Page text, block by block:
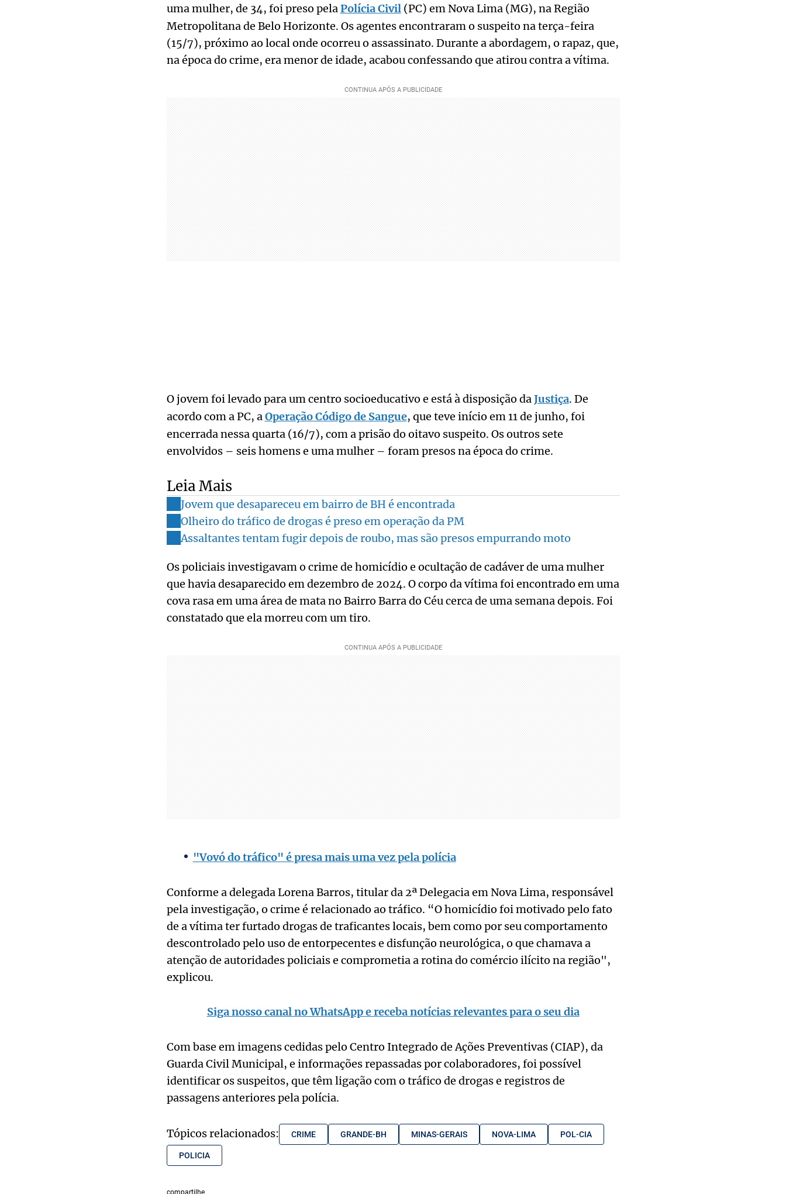
uma mulher, de 34, foi preso pelaPolícia Civil(PC) em Nova Lima (MG), na Região
Metropolitana de Belo Horizonte. Os agentes encontraram o suspeito na terça-feira
(15/7), próximo ao local onde ocorreu o assassinato. Durante a abordagem, o rapaz, que,
na época do crime, era menor de idade, acabou confessando que atirou contra a vítima.
O jovem foi levado para um centro socioeducativo e está à disposição daJustiça. De
acordo com a PC, aOperação Código de Sangue, que teve início em 11 de junho, foi
encerrada nessa quarta (16/7), com a prisão do oitavo suspeito. Os outros sete
envolvidos – seis homens e uma mulher – foram presos na época do crime.
Leia Mais
Jovem que desapareceu em bairro de BH é encontrada
Olheiro do tráfico de drogas é preso em operação da PM
Assaltantes tentam fugir depois de roubo, mas são presos empurrando moto
Os policiais investigavam o crime de homicídio e ocultação de cadáver de uma mulher
que havia desaparecido em dezembro de 2024. O corpo da vítima foi encontrado em uma
cova rasa em uma área de mata no Bairro Barra do Céu cerca de uma semana depois. Foi
constatado que ela morreu com um tiro.
"Vovó do tráfico" é presa mais uma vez pela polícia
Conforme a delegada Lorena Barros, titular da 2ª Delegacia em Nova Lima, responsável
pela investigação, o crime é relacionado ao tráfico. “O homicídio foi motivado pelo fato
de a vítima ter furtado drogas de traficantes locais, bem como por seu comportamento
descontrolado pelo uso de entorpecentes e disfunção neurológica, o que chamava a
atenção de autoridades policiais e comprometia a rotina do comércio ilícito na região",
explicou.
Siga nosso canal no WhatsApp e receba notícias relevantes para o seu dia
Com base em imagens cedidas pelo Centro Integrado de Ações Preventivas (CIAP), da
Guarda Civil Municipal, e informações repassadas por colaboradores, foi possível
identificar os suspeitos, que têm ligação com o tráfico de drogas e registros de
passagens anteriores pela polícia.
Tópicos relacionados: CRIME GRANDE-BH MINAS-GERAIS NOVA-LIMA POL-CIA
POLICIA
compartilhe